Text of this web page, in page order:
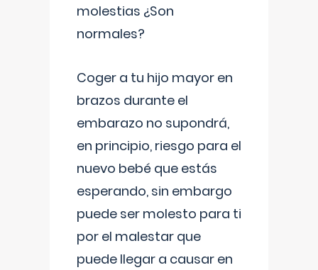
molestias ¿Son
normales?
Coger a tu hijo mayor en
brazos durante el
embarazo no supondrá,
en principio, riesgo para el
nuevo bebé que estás
esperando, sin embargo
puede ser molesto para ti
por el malestar que
puede llegar a causar en